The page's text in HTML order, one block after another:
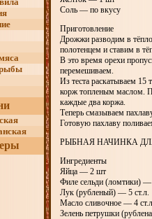
рыбы
Соль — по вкусу
Приготовление
Дрожжи разводим в
полотенцем и ставим в
В это время орехи
перемешиваем.
Из теста раскатываем
корж топленым маслом.
каждые два коржа.
Теперь смазываем
Готовую пахлаву
РЫБНАЯ НАЧИНКА
Ингредиенты
Яйца — 2 шт
Филе сельди (ломтики)
Лук (рубленый) — 5 ст.л.
Масло сливочное — 4
Зелень петрушки